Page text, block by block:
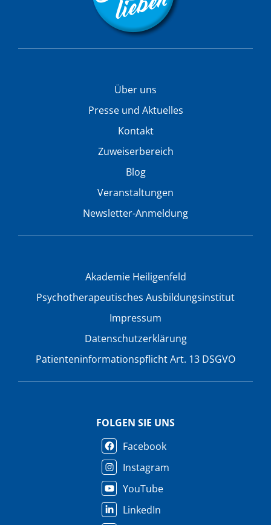
Über uns
Presse und Aktuelles
Kontakt
Zuweiserbereich
Blog
Veranstaltungen
Newsletter-Anmeldung
Akademie Heiligenfeld
Psychotherapeutisches Ausbildungsinstitut
Impressum
Datenschutzerklärung
Patienteninformationspflicht Art. 13 DSGVO
FOLGEN SIE UNS
Facebook
Instagram
YouTube
LinkedIn